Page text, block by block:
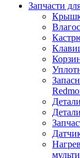
Запчасти